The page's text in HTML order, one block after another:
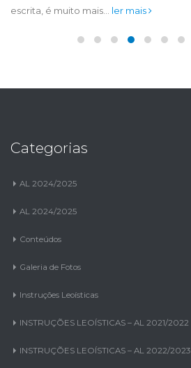
escrita, é muito mais... ler mais
Categorias
AL 2024/2025
AL 2024/2025
Conteúdos
Galeria de Fotos
Instruções Leoísticas
INSTRUÇÕES LEOÍSTICAS – AL 2021/2022
INSTRUÇÕES LEOÍSTICAS – AL 2022/2023